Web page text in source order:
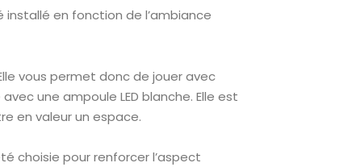
en fonction de l’ambiance
vous permet donc de jouer avec
une ampoule LED blanche. Elle est
en valeur un espace.
choisie pour renforcer l’aspect